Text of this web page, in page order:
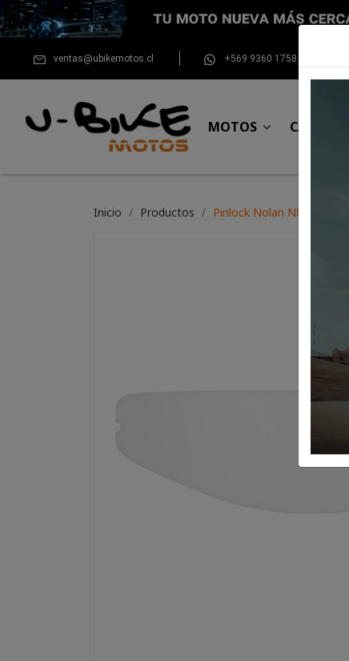
ventas@ubikemotos.cl +569 9360 1758
MOTOS CASCOS
Inicio Productos Pinlock Nolan N80-8,